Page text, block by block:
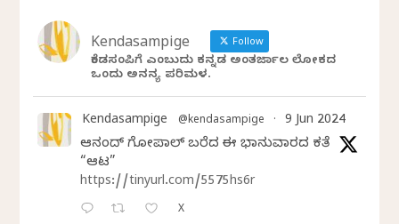
Kendasampige Follow
ಕೆಂಡಸಂಪಿಗೆ ಎಂಬುದು ಕನ್ನಡ ಅಂತರ್ಜಾಲ ಲೋಕದ
ಒಂದು ಅನನ್ಯ ಪರಿಮಳ.
Kendasampige @kendasampige · 9 Jun 2024
ಆನಂದ್‌ ಗೋಪಾಲ್‌ ಬರೆದ ಈ ಭಾನುವಾರದ ಕತೆ
“ಆಟ”
https://tinyurl.com/5575hs6r
X